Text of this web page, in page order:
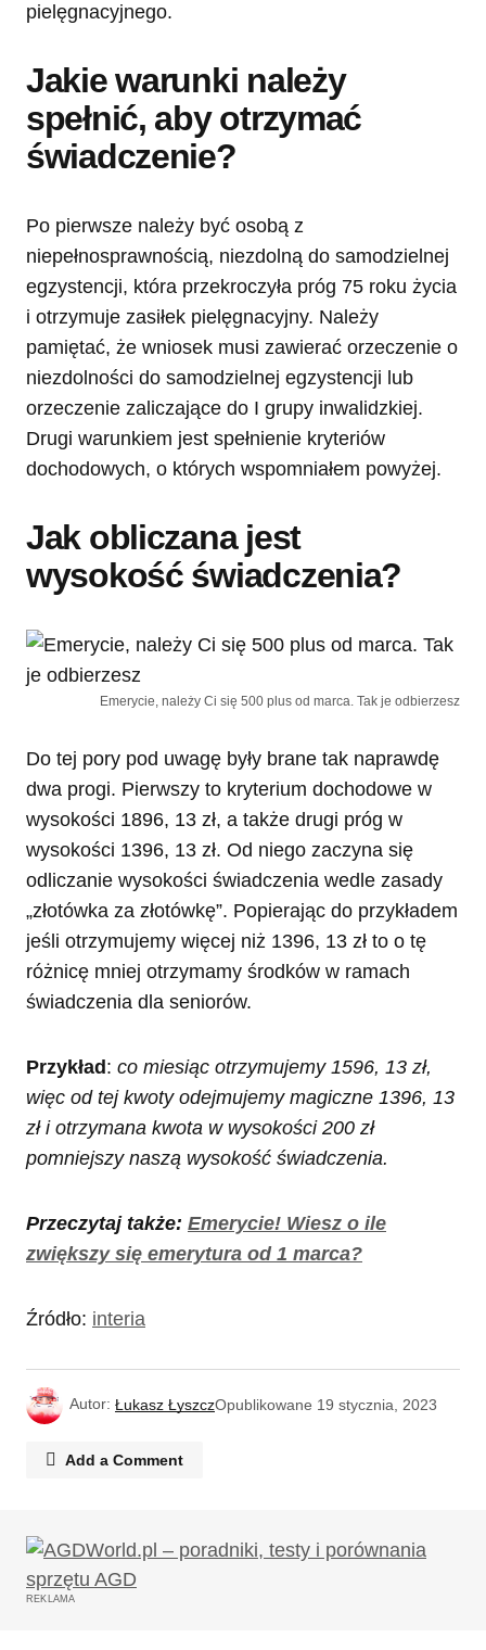
pielęgnacyjnego.
Jakie warunki należy
spełnić, aby otrzymać
świadczenie?
Po pierwsze należy być osobą z
niepełnosprawnością, niezdolną do samodzielnej
egzystencji, która przekroczyła próg 75 roku życia
i otrzymuje zasiłek pielęgnacyjny. Należy
pamiętać, że wniosek musi zawierać orzeczenie o
niezdolności do samodzielnej egzystencji lub
orzeczenie zaliczające do I grupy inwalidzkiej.
Drugi warunkiem jest spełnienie kryteriów
dochodowych, o których wspomniałem powyżej.
Jak obliczana jest
wysokość świadczenia?
Emerycie, należy Ci się 500 plus od marca. Tak je odbierzesz
Do tej pory pod uwagę były brane tak naprawdę
dwa progi. Pierwszy to kryterium dochodowe w
wysokości 1896, 13 zł, a także drugi próg w
wysokości 1396, 13 zł. Od niego zaczyna się
odliczanie wysokości świadczenia wedle zasady
„złotówka za złotówkę”. Popierając do przykładem
jeśli otrzymujemy więcej niż 1396, 13 zł to o tę
różnicę mniej otrzymamy środków w ramach
świadczenia dla seniorów.
Przykład : co miesiąc otrzymujemy 1596, 13 zł,
więc od tej kwoty odejmujemy magiczne 1396, 13
zł i otrzymana kwota w wysokości 200 zł
pomniejszy naszą wysokość świadczenia.
Przeczytaj także: Emerycie! Wiesz o ile
zwiększy się emerytura od 1 marca?
Źródło: interia
Autor: Łukasz ŁyszczOpublikowane 19 stycznia, 2023
Add a Comment
Twój adres email nie zostanie opublikowany.
Wymagane pola są oznaczone
REKLAMA